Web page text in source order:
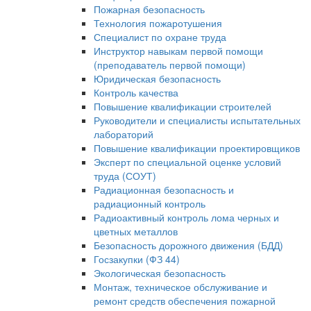
Пожарная безопасность
Технология пожаротушения
Специалист по охране труда
Инструктор навыкам первой помощи
(преподаватель первой помощи)
Юридическая безопасность
Контроль качества
Повышение квалификации строителей
Руководители и специалисты испытательных
лабораторий
Повышение квалификации проектировщиков
Эксперт по специальной оценке условий
труда (СОУТ)
Радиационная безопасность и
радиационный контроль
Радиоактивный контроль лома черных и
цветных металлов
Безопасность дорожного движения (БДД)
Госзакупки (ФЗ 44)
Экологическая безопасность
Монтаж, техническое обслуживание и
ремонт средств обеспечения пожарной